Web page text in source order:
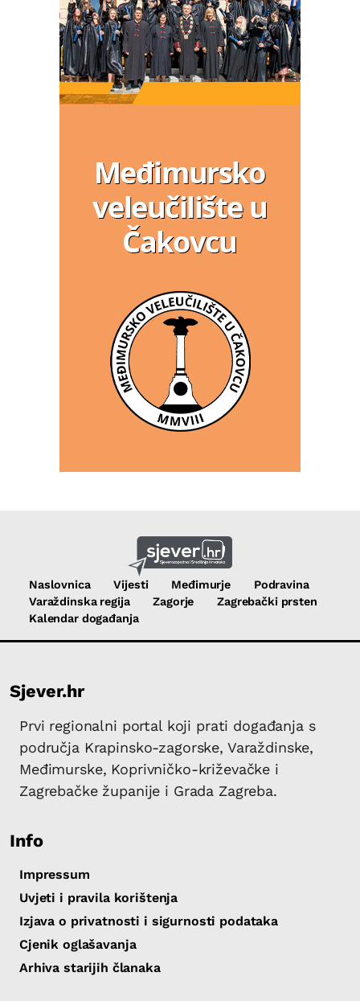
Naslovnica Vijesti Međimurje
Podravina
Varaždinska regija
Zagorje
Zagrebački prsten
Kalendar događanja
Sjever.hr
Prvi regionalni portal koji prati događanja s
područja Krapinsko-zagorske, Varaždinske,
Međimurske, Koprivničko-križevačke i
Zagrebačke županije i Grada Zagreba.
Info
Impressum
Uvjeti i pravila korištenja
Izjava o privatnosti i sigurnosti podataka
Cjenik oglašavanja
Arhiva starijih članaka